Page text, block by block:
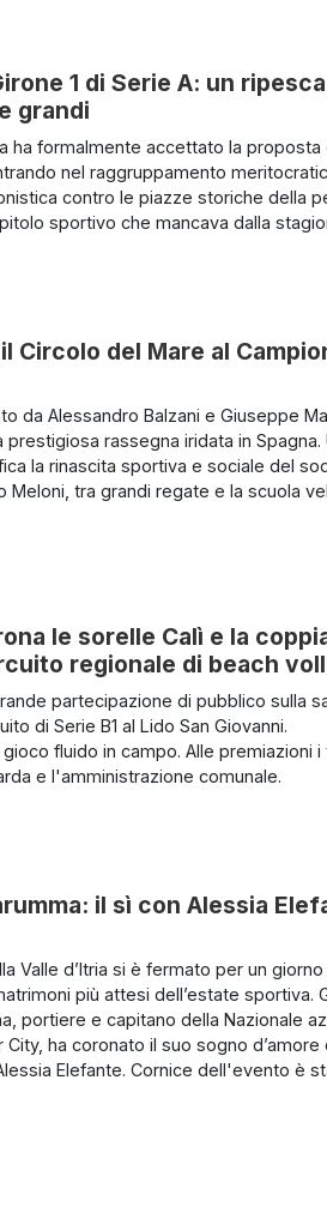
1 di Serie A: un
grandi
ha formalmente accettato la proposta
nel raggruppamento
contro le piazze storiche della
sportivo che mancava dalla
Circolo del Mare al
da Alessandro Balzani e Giuseppe
rassegna iridata in Spagna.
la rinascita sportiva e sociale del
Meloni, tra grandi regate e la scuola
le sorelle Calì e la
regionale di beach
partecipazione di pubblico sulla
di Serie B1 al Lido San Giovanni.
fluido in campo. Alle premiazioni i
e l'amministrazione comunale.
il sì con Alessia
Valle d’Itria si è fermato per un
più attesi dell’estate sportiva.
portiere e capitano della Nazionale
ha coronato il suo sogno d’amore
Elefante. Cornice dell'evento è